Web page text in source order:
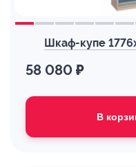
Шкаф-купе
58 080 ₽
В